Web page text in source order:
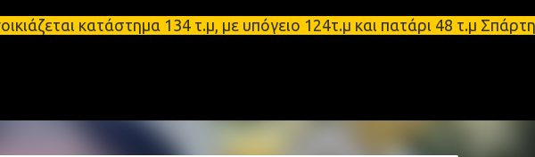
Μετάβαση στο κύριο περιεχόμενο
κατάστημα 134 τ.μ, με υπόγειο 124τ.μ και πατάρι 48 τ.μ